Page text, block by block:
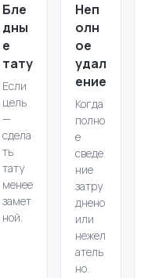
Бле
дны
е
тату
Если
цель
—
сдела
ть
тату
менее
замет
ной.
Неп
олн
ое
удал
ение
Когда
полно
е
сведе
ние
затру
днено
или
нежел
атель
но.